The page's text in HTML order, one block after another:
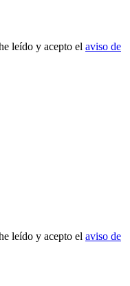
leído y acepto el aviso de
leído y acepto el aviso de